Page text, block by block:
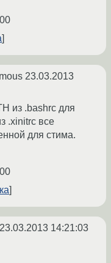
23.03.2013
из .bashrc для
.xinitrc все
для стима.
23.03.2013 14:21:03